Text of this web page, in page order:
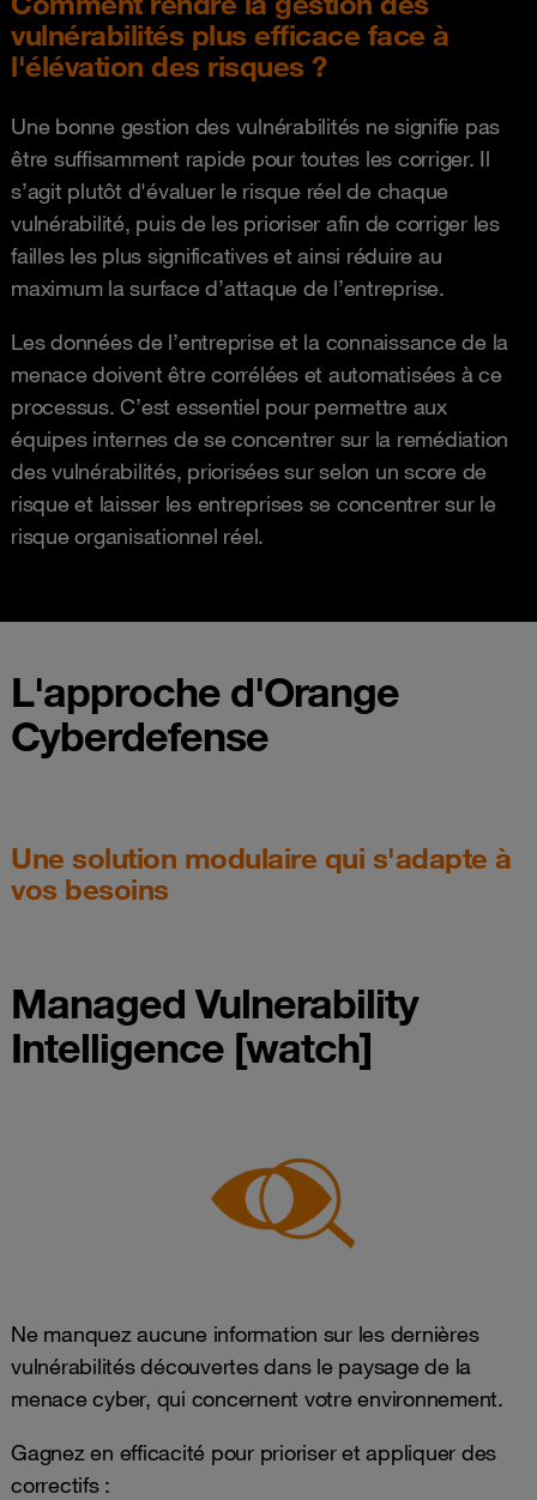
vulnérabilités plus efficace face à
l'élévation des risques ?
Une bonne gestion des vulnérabilités ne signifie pas
être suffisamment rapide pour toutes les corriger. Il
s’agit plutôt d'évaluer le risque réel de chaque
vulnérabilité, puis de les prioriser afin de corriger les
failles les plus significatives et ainsi réduire au
maximum la surface d’attaque de l’entreprise.
Les données de l’entreprise et la connaissance de la
menace doivent être corrélées et automatisées à ce
processus. C’est essentiel pour permettre aux
équipes internes de se concentrer sur la remédiation
des vulnérabilités, priorisées sur selon un score de
risque et laisser les entreprises se concentrer sur le
risque organisationnel réel.
L'approche d'Orange
Cyberdefense
Une solution modulaire qui s'adapte à
vos besoins
Managed Vulnerability
Intelligence [watch]
Ne manquez aucune information sur les dernières
vulnérabilités découvertes dans le paysage de la
menace cyber, qui concernent votre environnement.
Gagnez en efficacité pour prioriser et appliquer des
correctifs :